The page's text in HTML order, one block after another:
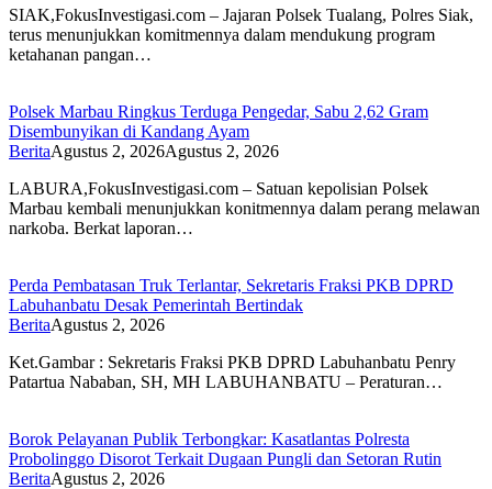
SIAK,FokusInvestigasi.com – Jajaran Polsek Tualang, Polres Siak,
terus menunjukkan komitmennya dalam mendukung program
ketahanan pangan…
Polsek Marbau Ringkus Terduga Pengedar, Sabu 2,62 Gram
Disembunyikan di Kandang Ayam
BeritaAgustus 2, 2026Agustus 2, 2026
LABURA,FokusInvestigasi.com – Satuan kepolisian Polsek
Marbau kembali menunjukkan konitmennya dalam perang melawan
narkoba. Berkat laporan…
Perda Pembatasan Truk Terlantar, Sekretaris Fraksi PKB DPRD
Labuhanbatu Desak Pemerintah Bertindak
BeritaAgustus 2, 2026
Ket.Gambar : Sekretaris Fraksi PKB DPRD Labuhanbatu Penry
Patartua Nababan, SH, MH LABUHANBATU – Peraturan…
Borok Pelayanan Publik Terbongkar: Kasatlantas Polresta
Probolinggo Disorot Terkait Dugaan Pungli dan Setoran Rutin
BeritaAgustus 2, 2026